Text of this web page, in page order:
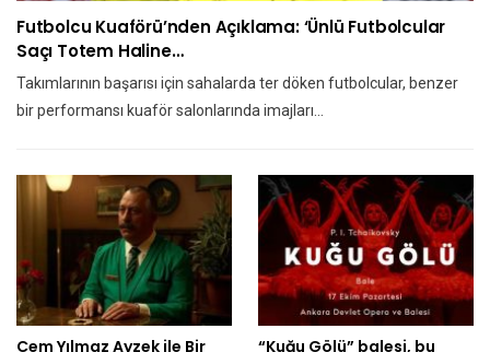
Futbolcu Kuaförü’nden Açıklama: ‘Ünlü Futbolcular
Saçı Totem Haline…
Takımlarının başarısı için sahalarda ter döken futbolcular, benzer
bir performansı kuaför salonlarında imajları…
Cem Yılmaz Ayzek ile Bir
“Kuğu Gölü” balesi, bu